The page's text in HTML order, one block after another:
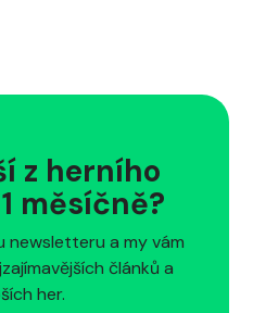
z herního
měsíčně?
newsletteru a my vám
článků a
her.